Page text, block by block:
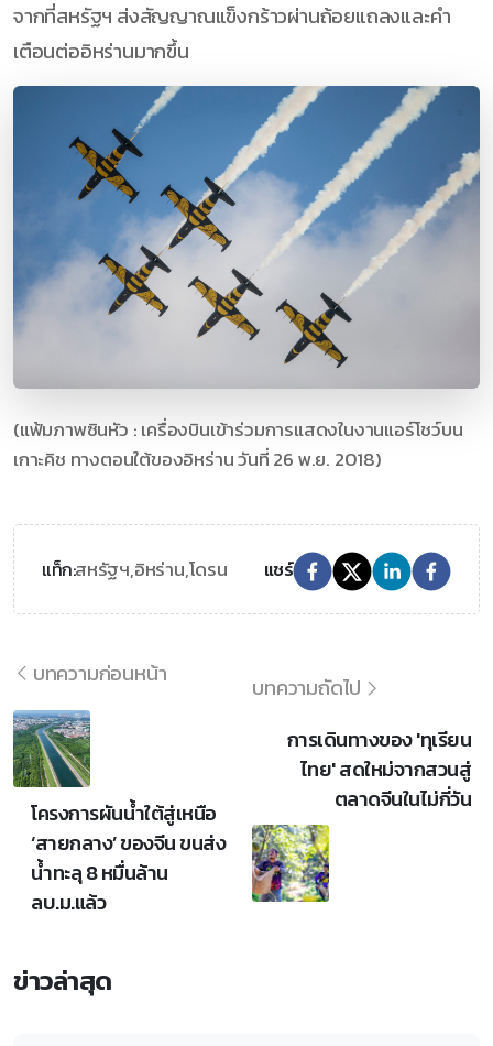
จากที่สหรัฐฯ ส่งสัญญาณแข็งกร้าวผ่านถ้อยแถลงและคำ
เตือนต่ออิหร่านมากขึ้น
(แฟ้มภาพซินหัว : เครื่องบินเข้าร่วมการแสดงในงานแอร์โชว์บน
เกาะคิช ทางตอนใต้ของอิหร่าน วันที่ 26 พ.ย. 2018)
แท็ก:สหรัฐฯ,อิหร่าน,โดรน แชร์
บทความก่อนหน้า
โครงการผันน้ำใต้สู่เหนือ
‘สายกลาง’ ของจีน ขนส่ง
น้ำทะลุ 8 หมื่นล้าน
ลบ.ม.แล้ว
บทความถัดไป
การเดินทางของ 'ทุเรียน
ไทย' สดใหม่จากสวนสู่
ตลาดจีนในไม่กี่วัน
ข่าวล่าสุด